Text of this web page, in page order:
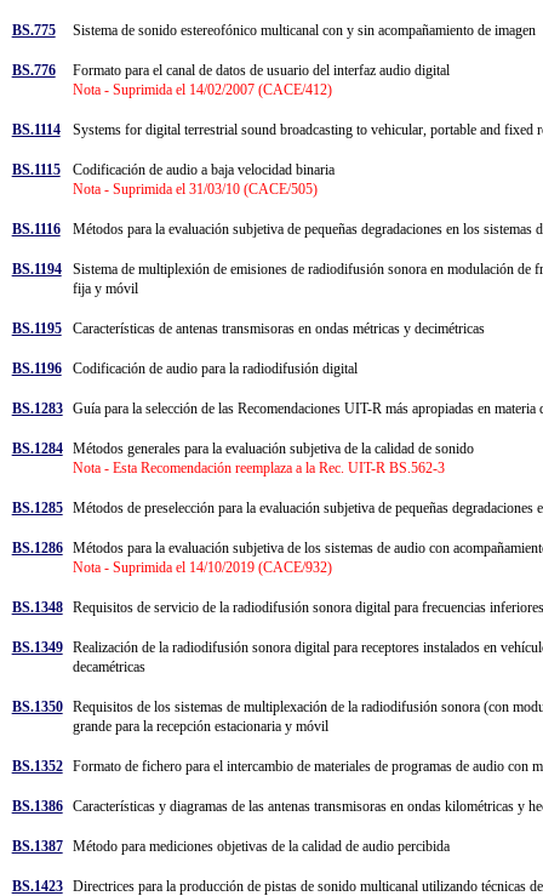
BS.775 Sistema de sonido estereofónico multicanal con y sin acompañamiento de imagen
BS.776
Formato para el canal de datos de usuario del interfaz audio digital
Nota - Suprimida el 14/02/2007 (CACE/412)
BS.1114 Systems for digital terrestrial sound broadcasting to vehicular, portable and
BS.1115
Codificación de audio a baja velocidad binaria
Nota - Suprimida el 31/03/10 (CACE/505)
BS.1116 Métodos para la evaluación subjetiva de pequeñas degradaciones en los sistemas
BS.1194
Sistema de multiplexión de emisiones de radiodifusión sonora en modulación de
fija y móvil
BS.1195 Características de antenas transmisoras en ondas métricas y decimétricas
BS.1196 Codificación de audio para la radiodifusión digital
BS.1283 Guía para la selección de las Recomendaciones UIT-R más apropiadas en
BS.1284 Métodos generales para la evaluación subjetiva de la calidad de sonido
Nota - Esta Recomendación reemplaza a la Rec. UIT-R BS.562-3
BS.1285 Métodos de preselección para la evaluación subjetiva de pequeñas
BS.1286 Métodos para la evaluación subjetiva de los sistemas de audio con
Nota - Suprimida el 14/10/2019 (CACE/932)
BS.1348 Requisitos de servicio de la radiodifusión sonora digital para frecuencias
BS.1349 Realización de la radiodifusión sonora digital para receptores instalados en
decamétricas
BS.1350 Requisitos de los sistemas de multiplexación de la radiodifusión sonora (con
grande para la recepción estacionaria y móvil
BS.1352 Formato de fichero para el intercambio de materiales de programas de audio
BS.1386 Características y diagramas de las antenas transmisoras en ondas kilométricas y
BS.1387 Método para mediciones objetivas de la calidad de audio percibida
BS.1423 Directrices para la producción de pistas de sonido multicanal utilizando técnicas